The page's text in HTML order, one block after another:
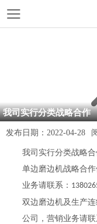
我司实行分类战略合作
发布日期： 2022-04-28
我司实行分类战略合
单边磨边机战略合
业务请联系：
双边磨边机及生产
公司，营销业务请联